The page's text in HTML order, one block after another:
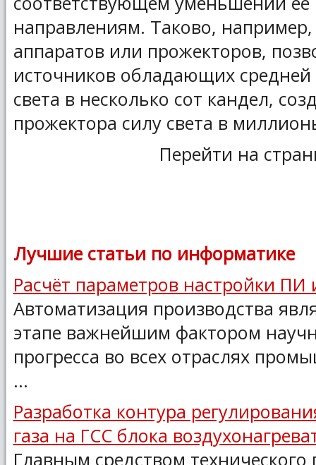
направлениям. Таково,
аппаратов или прожекторов,
источников обладающих средней
света в несколько сот кандел,
прожектора силу света в
Перейти на
Лучшие статьи по информатике
Расчёт параметров настройки
Автоматизация производства
этапе важнейшим фактором
прогресса во всех отраслях
...
Разработка контура
газа на ГСС блока
Главным средством технического